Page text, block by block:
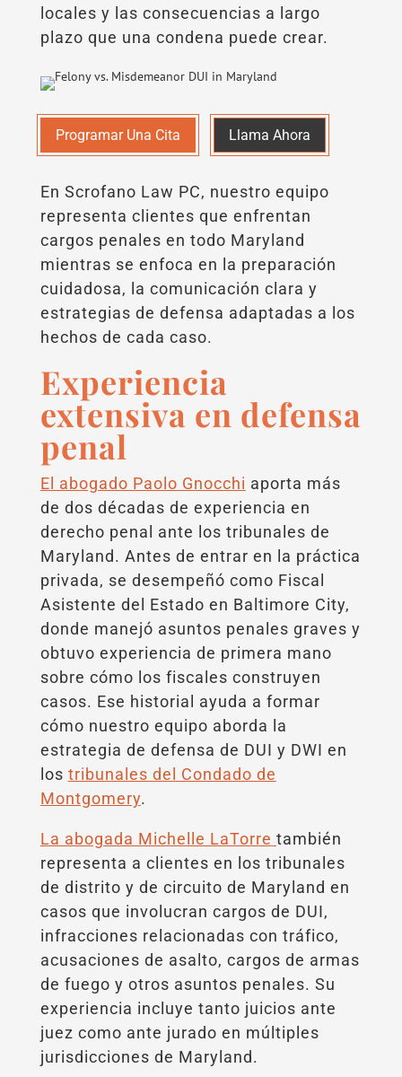
locales y las consecuencias a largo
plazo que una condena puede crear.
Programar Una Cita Llama Ahora
En Scrofano Law PC, nuestro equipo
representa clientes que enfrentan
cargos penales en todo Maryland
mientras se enfoca en la preparación
cuidadosa, la comunicación clara y
estrategias de defensa adaptadas a los
hechos de cada caso.
Experiencia
extensiva en defensa
penal
El abogado Paolo Gnocchi aporta más
de dos décadas de experiencia en
derecho penal ante los tribunales de
Maryland. Antes de entrar en la práctica
privada, se desempeñó como Fiscal
Asistente del Estado en Baltimore City,
donde manejó asuntos penales graves y
obtuvo experiencia de primera mano
sobre cómo los fiscales construyen
casos. Ese historial ayuda a formar
cómo nuestro equipo aborda la
estrategia de defensa de DUI y DWI en
los tribunales del Condado de
Montgomery.
La abogada Michelle LaTorre también
representa a clientes en los tribunales
de distrito y de circuito de Maryland en
casos que involucran cargos de DUI,
infracciones relacionadas con tráfico,
acusaciones de asalto, cargos de armas
de fuego y otros asuntos penales. Su
experiencia incluye tanto juicios ante
juez como ante jurado en múltiples
jurisdicciones de Maryland.